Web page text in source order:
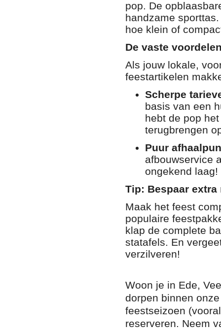
pop . De
handzame sporttas
hoe klein of
De vaste
Als jouw lokale,
feestartikelen
Scherpe
basis van een
hebt de pop
terugbrengen
Puur
afbouwservice
ongekend laag!
Tip: Bespaar
Maak het feest
populaire
klap de complete
statafels . En
verzilveren!
Woon je in Ede,
dorpen binnen
feestseizoen
reserveren . Neem